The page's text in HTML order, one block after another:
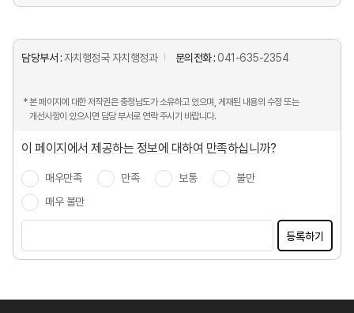
담당부서 : 자치행정국 자치행정과 문의전화 : 041-635-2354
* 본 페이지에 대한 저작권은 충청남도가 소유하고 있으며, 게재된 내용의 수정 또는
개선사항이 있으시면 담당 부서로 연락 주시기 바랍니다.
이 페이지에서 제공하는 정보에 대하여 만족하십니까?
매우만족 만족 보통
불만
매우 불만
등록하기